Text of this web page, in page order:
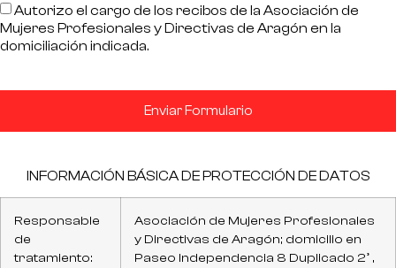
Autorizo el cargo de los recibos de la Asociación de
Mujeres Profesionales y Directivas de Aragón en la
domiciliación indicada.
Enviar Formulario
INFORMACIÓN BÁSICA DE PROTECCIÓN DE DATOS
Responsable
de
tratamiento:
Asociación de Mujeres Profesionales
y Directivas de Aragón; domicilio en
Paseo Independencia 8 Duplicado 2º ,